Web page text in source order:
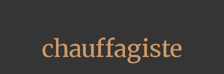
chauffagiste